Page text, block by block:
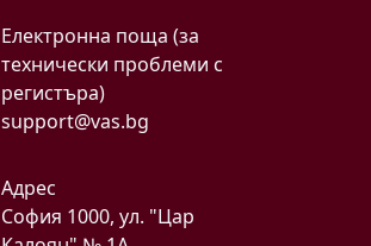
Електронна поща (за
технически проблеми с
регистъра)
support@vas.bg
Адрес
София 1000, ул. "Цар